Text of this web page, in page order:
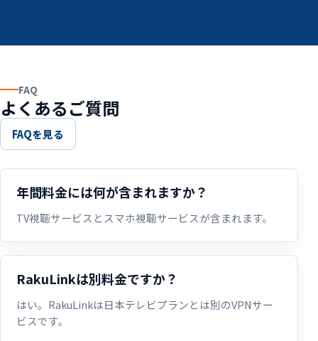
FAQ
よくあるご質問
FAQを見る
年間料金には何が含まれますか？
TV視聴サービスとスマホ視聴サービスが含まれます。
RakuLinkは別料金ですか？
はい。RakuLinkは日本テレビプランとは別のVPNサー
ビスです。